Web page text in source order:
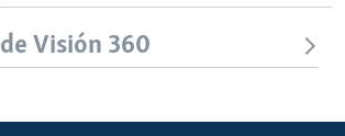
Visión 360